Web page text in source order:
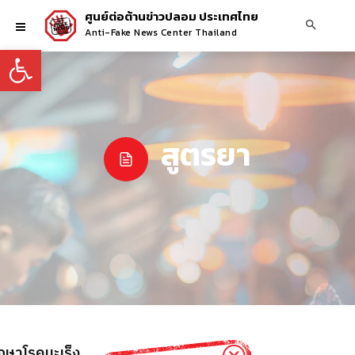
Open toolbar
ศูนย์ต่อต้านข่าวปลอม ประเทศไทย
Anti-Fake News Center Thailand
สูตรยา